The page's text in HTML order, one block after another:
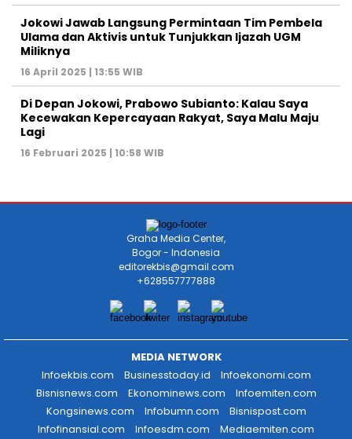
Jokowi Jawab Langsung Permintaan Tim Pembela
Ulama dan Aktivis untuk Tunjukkan Ijazah UGM
Miliknya
16 April 2025 | 13:55 WIB
Di Depan Jokowi, Prabowo Subianto: Kalau Saya
Kecewakan Kepercayaan Rakyat, Saya Malu Maju
Lagi
16 Februari 2025 | 10:58 WIB
Graha Media Center,
Bogor - Indonesia
editorekbis@gmail.com
+628557777888
MEDIA NETWORK
Infoekbis.com
Businesstoday.id
Infoekonomi.com
Bisnisnews.com
Ekonominews.com
Infoemiten.com
Kongsinews.com
Infobumn.com
Bisnispost.com
Infofinansial.com
Infoesdm.com
Mediaemiten.com